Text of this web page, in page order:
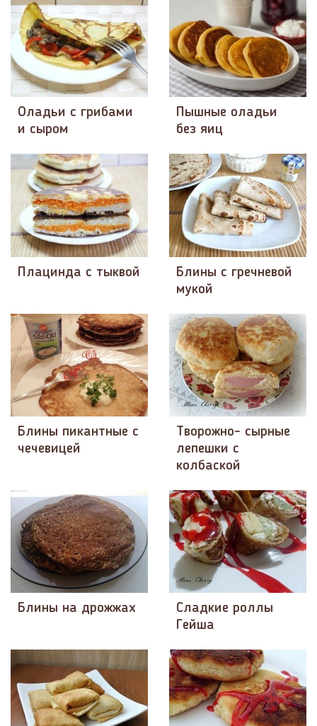
Оладьи с грибами
и сыром
Пышные оладьи
без яиц
Плацинда с тыквой
Блины с гречневой
мукой
Блины пикантные с
чечевицей
Творожно- сырные
лепешки с
колбаской
Блины на дрожжах
Сладкие роллы
Гейша